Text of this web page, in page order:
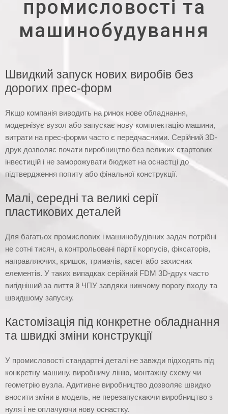
промисловості та
машинобудування
Швидкий запуск нових виробів без
дорогих прес-форм
Якщо компанія виводить на ринок нове обладнання,
модернізує вузол або запускає нову комплектацію машини,
витрати на прес-форми часто є передчасними. Серійний 3D-
друк дозволяє почати виробництво без великих стартових
інвестицій і не заморожувати бюджет на оснастці до
підтвердження попиту або фінальної конструкції.
Малі, середні та великі серії
пластикових деталей
Для багатьох промислових і машинобудівних задач потрібні
не сотні тисяч, а контрольовані партії корпусів, фіксаторів,
направляючих, кришок, тримачів, касет або захисних
елементів. У таких випадках серійний FDM 3D-друк часто
вигідніший за лиття й ЧПУ завдяки нижчому порогу входу та
швидшому запуску.
Кастомізація під конкретне обладнання
та швидкі зміни конструкції
У промисловості стандартні деталі не завжди підходять під
конкретну машину, виробничу лінію, монтажну схему чи
геометрію вузла. Адитивне виробництво дозволяє швидко
вносити зміни в модель, не перезапускаючи виробництво з
нуля і не оплачуючи нову оснастку.